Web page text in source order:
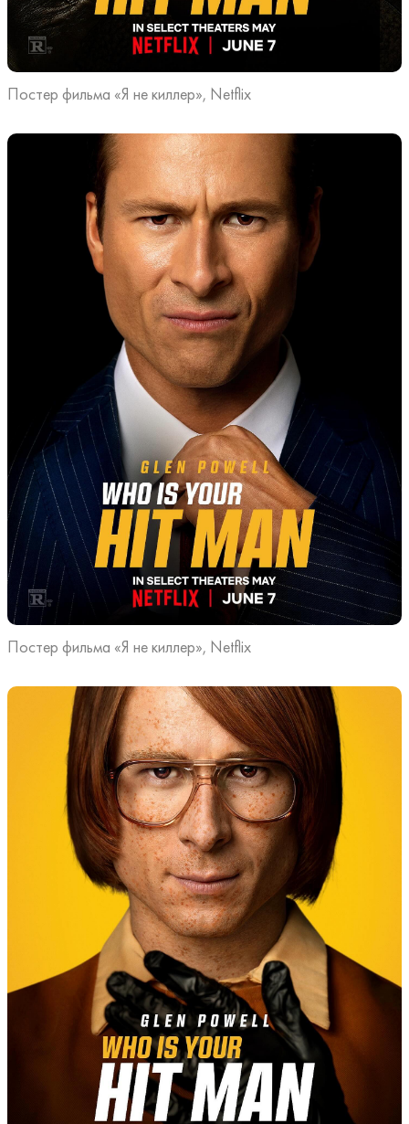
Постер фильма «Я не киллер», Netflix
Постер фильма «Я не киллер», Netflix